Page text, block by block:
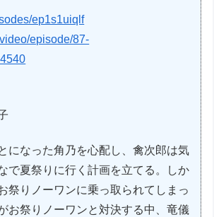
ep1s1uiqlf
episode/87-
になった角乃を心配し、禽次郎は気
で夏祭りに行く計画を立てる。しか
祭りノーワンに乗っ取られてしまっ
お祭りノーワンと対決する中、竜儀